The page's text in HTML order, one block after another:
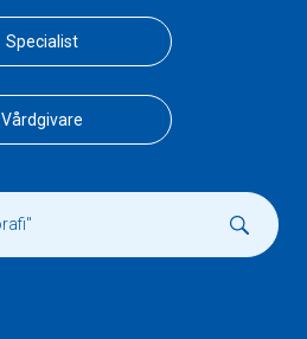
Specialist
Vårdgivare